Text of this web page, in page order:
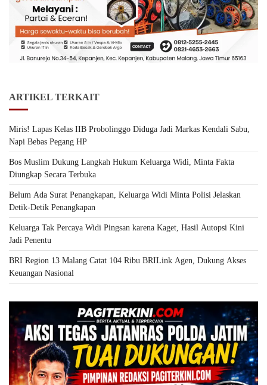
ARTIKEL TERKAIT
Miris! Lapas Kelas IIB Probolinggo Diduga Jadi Markas Kendali Sabu,
Napi Bebas Pegang HP
Bos Muslim Dukung Langkah Hukum Keluarga Widi, Minta Fakta
Diungkap Secara Terbuka
Belum Ada Surat Penangkapan, Keluarga Widi Minta Polisi Jelaskan
Detik-Detik Penangkapan
Keluarga Tak Percaya Widi Pingsan karena Kaget, Hasil Autopsi Kini
Jadi Penentu
BRI Region 13 Malang Catat 104 Ribu BRILink Agen, Dukung Akses
Keuangan Nasional